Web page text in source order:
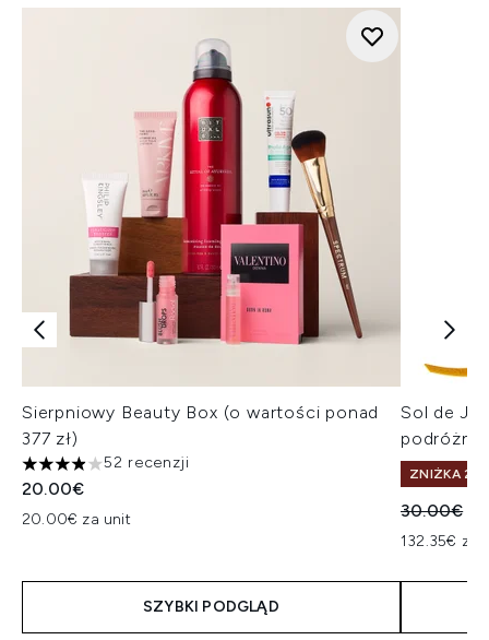
Sierpniowy Beauty Box (o wartości ponad
377 zł)
3.87 gwiazdek na maksymalnie 5
52 recenzji
20.00€
20.00€ za unit
SZYBKI PODGLĄD
Sol de
podróżny
ZNIŻKA
30.00€
132.35€ za